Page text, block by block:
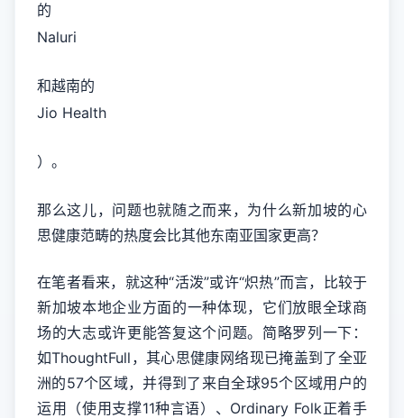
的
Naluri
和越南的
Jio Health
）。
那么这儿，问题也就随之而来，为什么新加坡的心
思健康范畴的热度会比其他东南亚国家更高？
在笔者看来，就这种“活泼”或许“炽热”而言，比较于
新加坡本地企业方面的一种体现，它们放眼全球商
场的大志或许更能答复这个问题。简略罗列一下：
如ThoughtFull，其心思健康网络现已掩盖到了全亚
洲的57个区域，并得到了来自全球95个区域用户的
运用（使用支撑11种言语）、Ordinary Folk正着手